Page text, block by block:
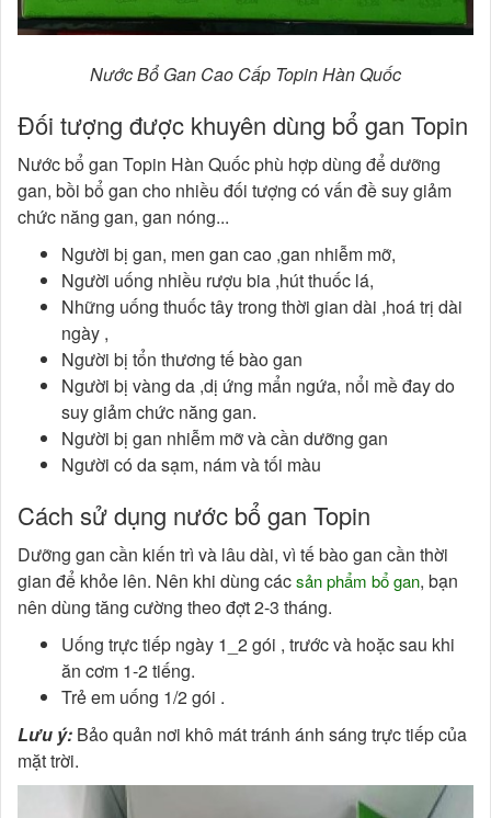
Nước Bổ Gan Cao Cấp Topin Hàn Quốc
Đối tượng được khuyên dùng bổ gan Topin
Nước bổ gan Topin Hàn Quốc phù hợp dùng để dưỡng
gan, bồi bổ gan cho nhiều đối tượng có vấn đề suy giảm
chức năng gan, gan nóng...
Người bị gan, men gan cao ,gan nhiễm mỡ,
Người uống nhiều rượu bia ,hút thuốc lá,
Những uống thuốc tây trong thời gian dài ,hoá trị dài
ngày ,
Người bị tổn thương tế bào gan
Người bị vàng da ,dị ứng mẩn ngứa, nổi mề đay do
suy giảm chức năng gan.
Người bị gan nhiễm mỡ và cần dưỡng gan
Người có da sạm, nám và tối màu
Cách sử dụng nước bổ gan Topin
Dưỡng gan cần kiến trì và lâu dài, vì tế bào gan cần thời
gian để khỏe lên. Nên khi dùng cácsản phẩm bổ gan, bạn
nên dùng tăng cường theo đợt 2-3 tháng.
Uống trực tiếp ngày 1_2 gói , trước và hoặc sau khi
ăn cơm 1-2 tiếng.
Trẻ em uống 1/2 gói .
Lưu ý: Bảo quản nơi khô mát tránh ánh sáng trực tiếp của
mặt trời.